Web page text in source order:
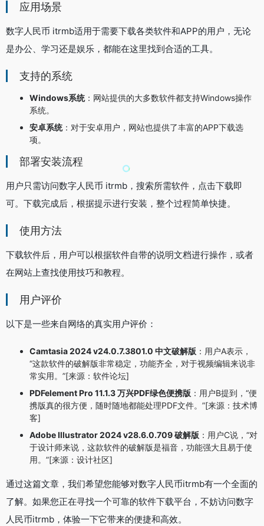
应用场景
数字人民币 itrmb适用于需要下载各类软件和APP的用户，无论
是办公、学习还是娱乐，都能在这里找到合适的工具。
支持的系统
Windows系统：网站提供的大多数软件都支持Windows操作
系统。
安卓系统：对于安卓用户，网站也提供了丰富的APP下载选
项。
部署安装流程
用户只需访问数字人民币 itrmb，搜索所需软件，点击下载即
可。下载完成后，根据提示进行安装，整个过程简单快捷。
使用方法
下载软件后，用户可以根据软件自带的说明文档进行操作，或者
在网站上查找使用技巧和教程。
用户评价
以下是一些来自网络的真实用户评价：
Camtasia 2024 v24.0.7.3801.0 中文破解版 ：用户A表示，
“这款软件的破解版非常稳定，功能齐全，对于视频编辑来说非
常实用。”[来源：软件论坛]
PDFelement Pro 11.1.3 万兴PDF绿色便携版 ：用户B提到，“便
携版真的很方便，随时随地都能处理PDF文件。”[来源：技术博
客]
Adobe Illustrator 2024 v28.6.0.709 破解版 ：用户C说，“对
于设计师来说，这款软件的破解版是福音，功能强大且易于使
用。”[来源：设计社区]
通过这篇文章，我们希望您能够对数字人民币itrmb有一个全面的
了解。如果您正在寻找一个可靠的软件下载平台，不妨访问数字
人民币itrmb，体验一下它带来的便捷和高效。